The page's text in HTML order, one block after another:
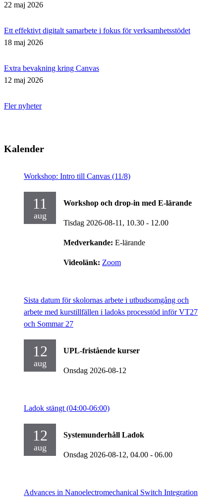
22 maj 2026
Ett effektivt digitalt samarbete i fokus för verksamhetsstödet
18 maj 2026
Extra bevakning kring Canvas
12 maj 2026
Fler nyheter
Kalender
Workshop: Intro till Canvas (11/8)
11
aug
Workshop och drop-in med E-lärande
Tisdag 2026-08-11, 10.30 - 12.00
Medverkande: E-lärande
Videolänk: Zoom
Sista datum för skolornas arbete i utbudsomgång och
arbete med kurstillfällen i ladoks processtöd inför VT27
och Sommar 27
12
aug
UPL-fristående kurser
Onsdag 2026-08-12
Ladok stängt (04:00-06:00)
12
aug
Systemunderhåll Ladok
Onsdag 2026-08-12, 04.00 - 06.00
Advances in Nanoelectromechanical Switch Integration